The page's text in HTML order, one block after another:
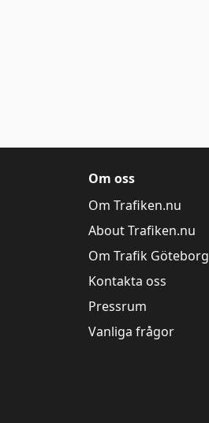
Om oss
Om Trafiken.nu
About Trafiken.nu
Om Trafik Göteborg
Kontakta oss
Pressrum
Vanliga frågor